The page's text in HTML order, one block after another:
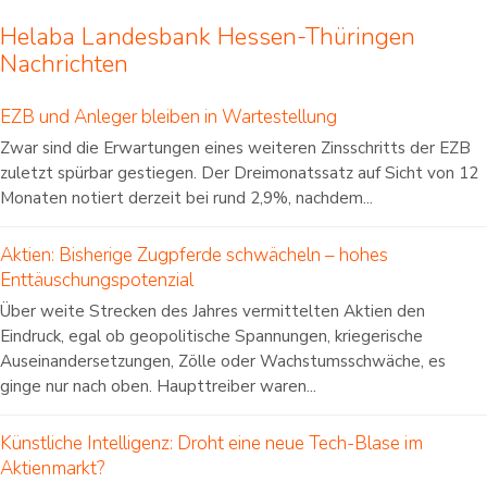
Helaba Landesbank Hessen-Thüringen
Nachrichten
EZB und Anleger bleiben in Wartestellung
Zwar sind die Erwartungen eines weiteren Zinsschritts der EZB
zuletzt spürbar gestiegen. Der Dreimonatssatz auf Sicht von 12
Monaten notiert derzeit bei rund 2,9%, nachdem...
Aktien: Bisherige Zugpferde schwächeln – hohes
Enttäuschungspotenzial
Über weite Strecken des Jahres vermittelten Aktien den
Eindruck, egal ob geopolitische Spannungen, kriegerische
Auseinandersetzungen, Zölle oder Wachstumsschwäche, es
ginge nur nach oben. Haupttreiber waren...
Künstliche Intelligenz: Droht eine neue Tech-Blase im
Aktienmarkt?